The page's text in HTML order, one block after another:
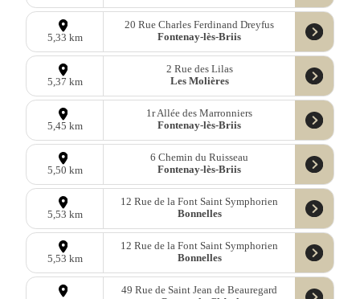
5,33 km
20 Rue Charles Ferdinand Dreyfus
Fontenay-lès-Briis
5,37 km
2 Rue des Lilas
Les Molières
5,45 km
1r Allée des Marronniers
Fontenay-lès-Briis
5,50 km
6 Chemin du Ruisseau
Fontenay-lès-Briis
5,53 km
12 Rue de la Font Saint Symphorien
Bonnelles
5,53 km
12 Rue de la Font Saint Symphorien
Bonnelles
49 Rue de Saint Jean de Beauregard